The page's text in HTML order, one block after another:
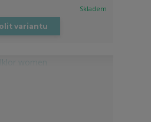
Skladem
variantu